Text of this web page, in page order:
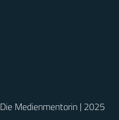
Die Medienmentorin | 2025